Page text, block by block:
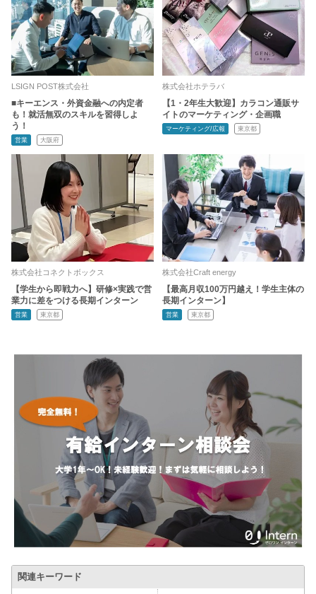
LSIGN POST株式会社
■キーエンス・外資金融への内定者
も！就活無双のスキルを習得しよ
う！
営業 大阪府
株式会社ホテラバ
【1・2年生大歓迎】カラコン通販サ
イトのマーケティング・企画職
マーケティング/広報 東京都
株式会社コネクトボックス
【学生から即戦力へ】研修×実践で営
業力に差をつける長期インターン
営業 東京都
株式会社Craft energy
【最高月収100万円越え！学生主体の
長期インターン】
営業 東京都
関連キーワード